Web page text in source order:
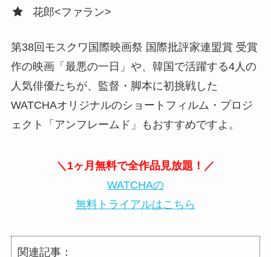
花郎<ファラン>
第38回モスクワ国際映画祭 国際批評家連盟賞 受賞
作の映画「最悪の一日」や、韓国で活躍する4人の
人気俳優たちが、監督・脚本に初挑戦した
WATCHAオリジナルのショートフィルム・プロジ
ェクト「アンフレームド」もおすすめですよ。
＼1ヶ月無料で全作品見放題！／
WATCHAの
無料トライアルはこちら
関連記事：